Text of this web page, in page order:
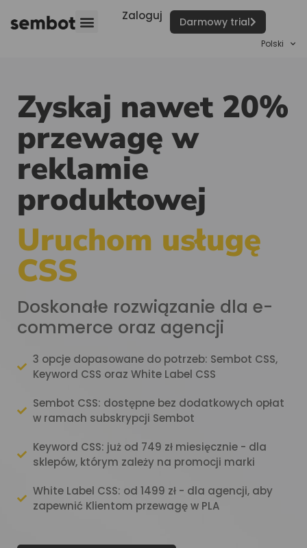
Zaloguj Darmowy trial
Polski
Zyskaj nawet 20%
przewagę w
reklamie
produktowej
Uruchom usługę
CSS
Doskonałe rozwiązanie dla e-
commerce oraz agencji
3 opcje dopasowane do potrzeb: Sembot CSS,
Keyword CSS oraz White Label CSS
Sembot CSS: dostępne bez dodatkowych opłat
w ramach subskrypcji Sembot
Keyword CSS: już od 749 zł miesięcznie - dla
sklepów, którym zależy na promocji marki
White Label CSS: od 1499 zł - dla agencji, aby
zapewnić Klientom przewagę w PLA